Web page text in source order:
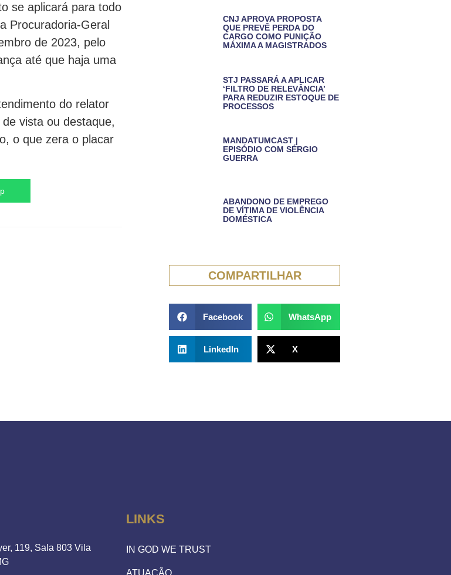
se aplicará para todo
Procuradoria-Geral
de 2023, pelo
até que haja uma
do relator
vista ou destaque,
o que zera o placar
CNJ APROVA PROPOSTA
QUE PREVÊ PERDA DO
CARGO COMO PUNIÇÃO
MÁXIMA A MAGISTRADOS
STJ PASSARÁ A APLICAR
‘FILTRO DE RELEVÂNCIA’
PARA REDUZIR ESTOQUE DE
PROCESSOS
MANDATUMCAST |
EPISÓDIO COM SÉRGIO
GUERRA
ABANDONO DE EMPREGO
DE VÍTIMA DE VIOLÊNCIA
DOMÉSTICA
COMPARTILHAR
Facebook WhatsApp
LinkedIn X
119, Sala 803 Vila
LINKS
IN GOD WE TRUST